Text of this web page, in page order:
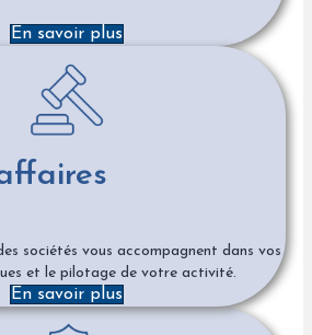
En savoir plus
sociétés vous accompagnent dans vos
et le pilotage de votre activité.
En savoir plus